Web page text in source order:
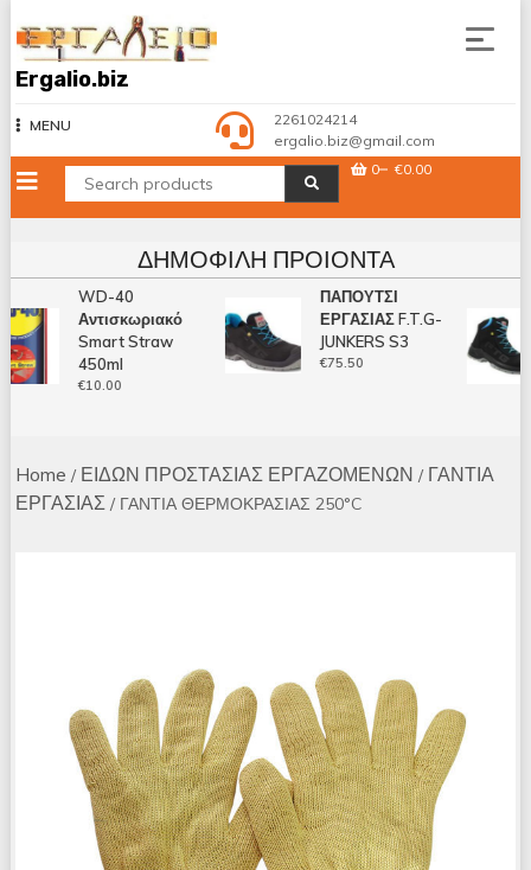
to
content
Ergalio.biz
MENU
2261024214
ergalio.biz@gmail.com
0
€0.00
ΔΗΜΟΦΙΛΉ ΠΡΟΙΌΝΤΑ
WD-40
Αντισκωριακό
Smart Straw
450ml
€10.00
ΠΑΠΟΥΤΣΙ
ΕΡΓΑΣΙΑΣ F.T.G-
JUNKERS S3
€75.50
Home / ΕΙΔΩΝ ΠΡΟΣΤΑΣΙΑΣ ΕΡΓΑΖΟΜΕΝΩΝ / ΓΑΝΤΙΑ
ΕΡΓΑΣΙΑΣ / ΓΑΝΤΙΑ ΘΕΡΜΟΚΡΑΣΙΑΣ 250°C